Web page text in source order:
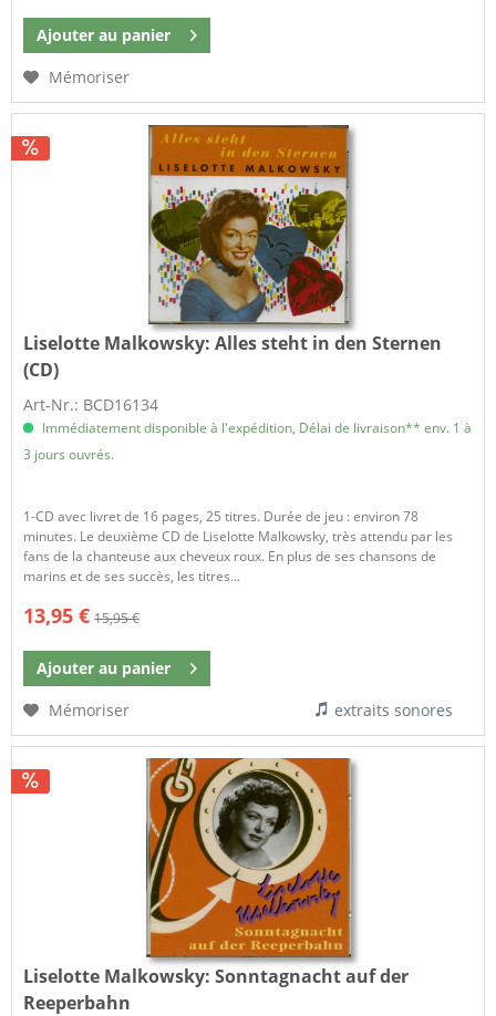
Ajouter au panier
Mémoriser
Liselotte Malkowsky:Alles steht in den Sternen
(CD)
Art-Nr.: BCD16134
Immédiatement disponible à l'expédition, Délai de livraison** env. 1 à
3 jours ouvrés.
1-CD avec livret de 16 pages, 25 titres. Durée de jeu : environ 78
minutes. Le deuxième CD de Liselotte Malkowsky, très attendu par les
fans de la chanteuse aux cheveux roux. En plus de ses chansons de
marins et de ses succès, les titres...
13,95 € 15,95 €
Ajouter au panier
Mémoriser
extraits sonores
Liselotte Malkowsky:Sonntagnacht auf der
Reeperbahn